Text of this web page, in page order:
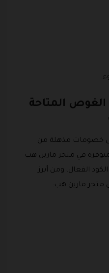
المتاحة
خصومات مذهلة من
في متجر مارين هب
الفعال، ومن أبرز
متجر مارين هب: